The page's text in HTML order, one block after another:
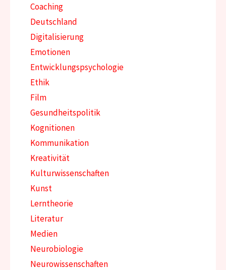
Coaching
Deutschland
Digitalisierung
Emotionen
Entwicklungspsychologie
Ethik
Film
Gesundheitspolitik
Kognitionen
Kommunikation
Kreativität
Kulturwissenschaften
Kunst
Lerntheorie
Literatur
Medien
Neurobiologie
Neurowissenschaften